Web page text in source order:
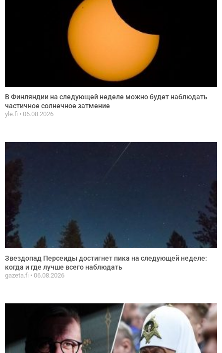
В Финляндии на следующей неделе можно будет наблюдать
частичное солнечное затмение
yle.fi 06.08.2026
Звездопад Персеиды достигнет пика на следующей неделе:
когда и где лучше всего наблюдать
gazeta.fi 06.08.2026